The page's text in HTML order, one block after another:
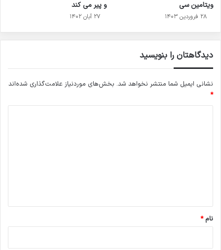
ویتامین سی
۲۸ فروردین ۱۴۰۳
و پیر می کند
۲۷ آبان ۱۴۰۲
دیدگاهتان را بنویسید
نشانی ایمیل شما منتشر نخواهد شد. بخش‌های موردنیاز علامت‌گذاری شده‌اند
*
نام*